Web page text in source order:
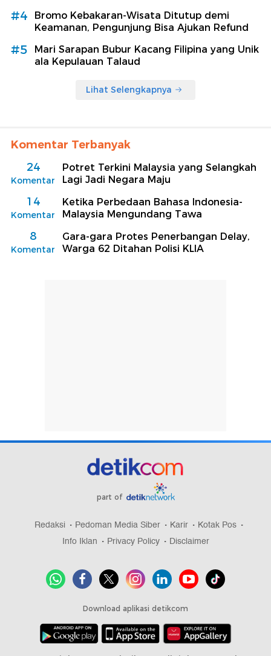
#4
Bromo Kebakaran-Wisata Ditutup demi
Keamanan, Pengunjung Bisa Ajukan Refund
#5
Mari Sarapan Bubur Kacang Filipina yang Unik
ala Kepulauan Talaud
Lihat Selengkapnya
Komentar Terbanyak
24
Komentar
Potret Terkini Malaysia yang Selangkah
Lagi Jadi Negara Maju
14
Komentar
Ketika Perbedaan Bahasa Indonesia-
Malaysia Mengundang Tawa
8
Komentar
Gara-gara Protes Penerbangan Delay,
Warga 62 Ditahan Polisi KLIA
part of
Redaksi Pedoman Media Siber Karir
Kotak Pos
Info Iklan
Privacy Policy Disclaimer
Download aplikasi detikcom